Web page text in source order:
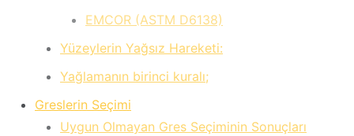
EMCOR (ASTM D6138)
Yüzeylerin Yağsız Hareketi:
Yağlamanın birinci kuralı;
Greslerin Seçimi
Uygun Olmayan Gres Seçiminin Sonuçları